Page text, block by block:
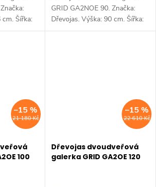
cm. Šířka:
cm.
GRID GA2NOE 90. Značka:
Dřevojas. Výška: 90 cm. Šířka:
106 cm. Hloubka: 14 cm.
21 180 Kč
–15 %
100
22 610 Kč
–15 %
Dřevojas dvoudveřová
galerka GRID GA2OE 120